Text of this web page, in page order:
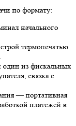
по формату:
начального
термопечатью
из фискальных
связка с
— портативная
платежей в